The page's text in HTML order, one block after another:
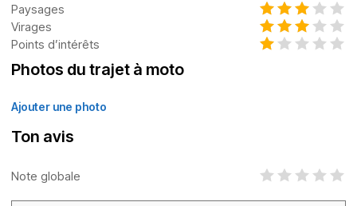
Paysages
Virages
Points d’intérêts
Photos du trajet à moto
Ajouter une photo
Ton avis
Note globale